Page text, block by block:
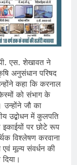
एस. शेखावत ने
अनुसंधान परिषद
कहा कि करनाल
को संभाग के
जौ का
उद्बोधन में कुलपति
इकाईयों पर छोटे रूप
विश्लेषण करवाना
मूल्य संवर्धन की